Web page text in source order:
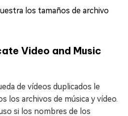
los tamaños de archivo
Video and Music
de vídeos duplicados le
los archivos de música y vídeo.
si los nombres de los